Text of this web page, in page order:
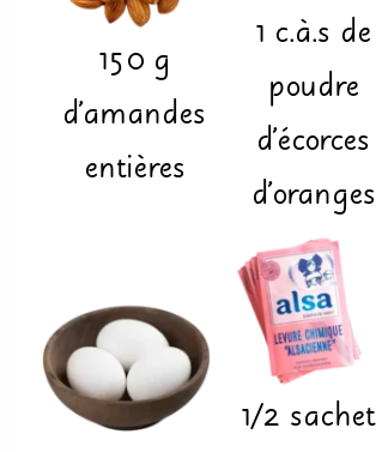
150 g
d'amandes
entières
1 c.à.s de
poudre
d'écorces
d'oranges
1/2 sachet